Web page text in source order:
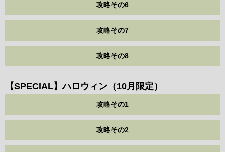
攻略その6
攻略その7
攻略その8
【SPECIAL】ハロウィン（10月限定）
攻略その1
攻略その2